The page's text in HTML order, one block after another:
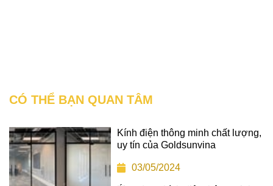
CÓ THỂ BẠN QUAN TÂM
Kính điện thông minh chất lượng,
uy tín của Goldsunvina
03/05/2024